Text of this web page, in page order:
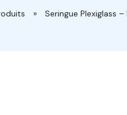
»
Seringue Plexiglass –